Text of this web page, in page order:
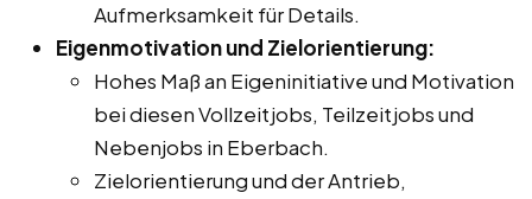
Aufmerksamkeit für Details.
Eigenmotivation und Zielorientierung:
Hohes Maß an Eigeninitiative und Motivation
bei diesen Vollzeitjobs, Teilzeitjobs und
Nebenjobs in Eberbach.
Zielorientierung und der Antrieb,